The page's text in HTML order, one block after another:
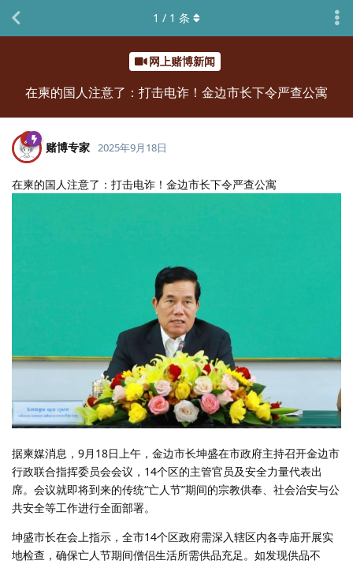
网上赌博新闻
在柬的国人注意了：打击电诈！金边市长下令严查公寓
1 / 1 条
赌博专家 2025年9月18日
在柬的国人注意了：打击电诈！金边市长下令严查公寓
据柬媒消息，9月18日上午，金边市长坤盛在市政府主持召开金边市
行政联合指挥委员会会议，14个区的主管官员及安全力量代表出
席。会议就即将到来的传统“亡人节”期间的宗教供奉、社会治安与公
共安全等工作进行全面部署。
坤盛市长在会上指示，全市14个区政府需深入辖区内各寺庙开展实
地检查，确保亡人节期间僧侣生活所需供品充足。如发现供品不